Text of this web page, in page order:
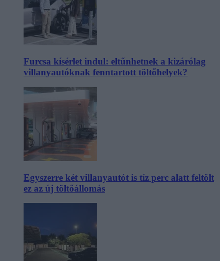
Furcsa kísérlet indul: eltűnhetnek a kizárólag
villanyautóknak fenntartott töltőhelyek?
Egyszerre két villanyautót is tíz perc alatt feltölt
ez az új töltőállomás